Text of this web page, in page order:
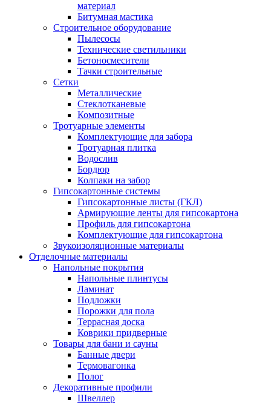
материал
Битумная мастика
Строительное оборудование
Пылесосы
Технические светильники
Бетоносмесители
Тачки строительные
Сетки
Металлические
Стеклотканевые
Композитные
Тротуарные элементы
Комплектующие для забора
Тротуарная плитка
Водослив
Бордюр
Колпаки на забор
Гипсокартонные системы
Гипсокартонные листы (ГКЛ)
Армирующие ленты для гипсокартона
Профиль для гипсокартона
Комплектующие для гипсокартона
Звукоизоляционные материалы
Отделочные материалы
Напольные покрытия
Напольные плинтусы
Ламинат
Подложки
Порожки для пола
Террасная доска
Коврики придверные
Товары для бани и сауны
Банные двери
Термовагонка
Полог
Декоративные профили
Швеллер